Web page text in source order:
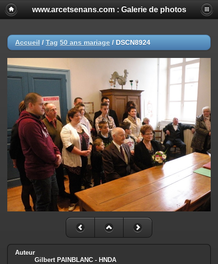
www.arcetsenans.com : Galerie de photos
Accueil / Tag 50 ans mariage / DSCN8924
Auteur
Gilbert PAINBLANC - HNDA